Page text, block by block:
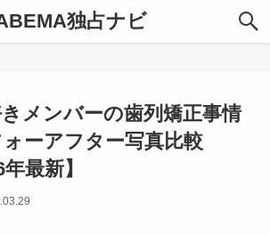
独占ナビ
メンバーの歯列矯正事情
ォーアフター写真比較
年最新】